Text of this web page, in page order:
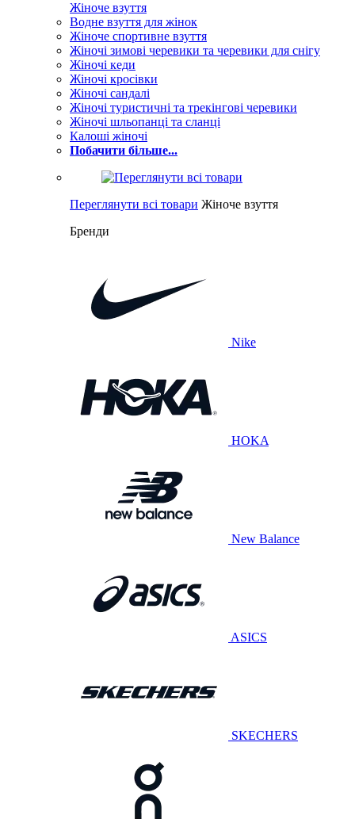
Жіноче взуття
Водне взуття для жінок
Жіноче спортивне взуття
Жіночі зимові черевики та черевики для снігу
Жіночі кеди
Жіночі кросівки
Жіночі сандалі
Жіночі туристичні та трекінгові черевики
Жіночі шльопанці та сланці
Калоші жіночі
Побачити більше...
Переглянути всі товари Жіноче взуття
Бренди
Nike
HOKA
New Balance
ASICS
SKECHERS